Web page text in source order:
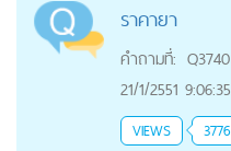
ราคายา
คำถามที่: Q3740
21/1/2551 9:06:35
VIEWS 3776